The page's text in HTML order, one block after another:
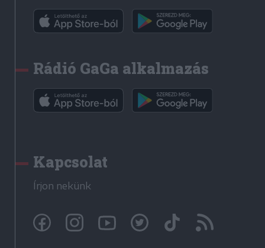
Rádió GaGa alkalmazás
Kapcsolat
Írjon nekünk